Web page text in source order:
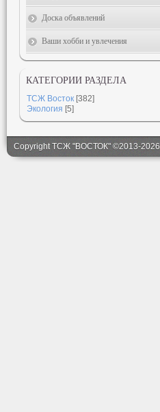
Доска объявлений
Ваши хобби и увлечения
КАТЕГОРИИ РАЗДЕЛА
ТСЖ Восток [382]
Экология [5]
Copyright ТСЖ "ВОСТОК" ©2013-2026